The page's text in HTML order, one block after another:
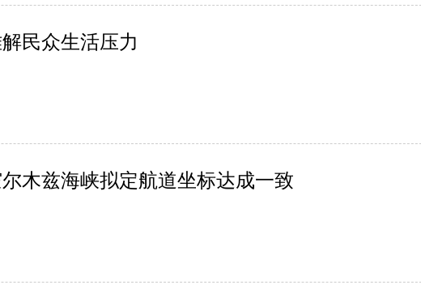
民众生活压力
木兹海峡拟定航道坐标达成一致